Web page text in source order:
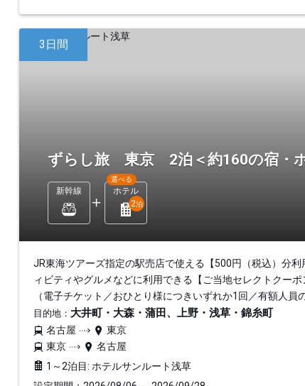
3日間
ずらし旅 東京 2泊＜約160の宿・
新幹線 ホテル
選べる
2泊
JR東海ツアーズ指定の駅売店で使える【500円（税込）分利
ィビティやグルメなどに利用できる【ご当地セレクトクーポ
（電子チケット／おひとり様につきいずれか1回／有額人員
目的地： 大井町・大森・蒲田、上野・浅草・錦糸町
名古屋
東京
東京
名古屋
1～2泊目: ホテルサンルート浅草